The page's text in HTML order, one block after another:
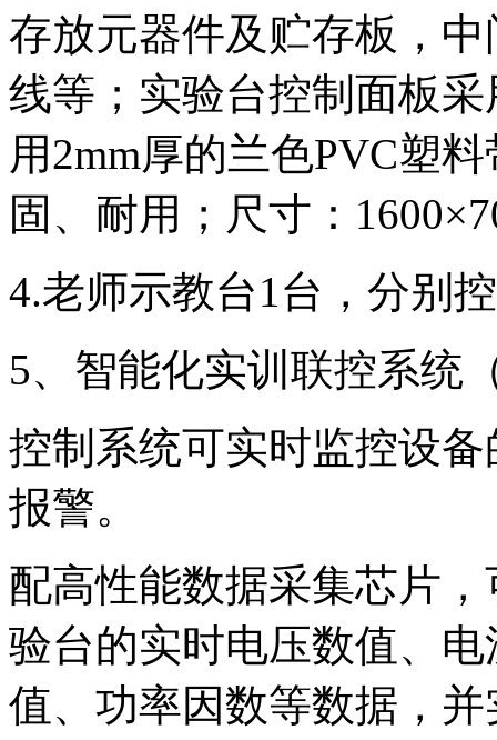
存放元器件及贮存板，
线等；实验台控制面板
用2mm厚的兰色PVC塑
固、耐用；尺寸：
4.老师示教台1台，分别
5、智能化实训联控系统
控制系统可实时监控设
报警。
配高性能数据采集芯片
验台的实时电压数值、
值、功率因数等数据，